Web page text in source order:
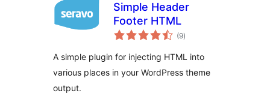
Simple Header
Footer HTML
(9total
de
)
A simple plugin for injecting HTML into
various places in your WordPress theme
output.